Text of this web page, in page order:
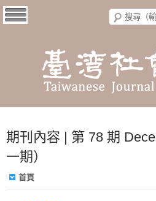
期刊內容 | 第 78 期
一期）
首頁